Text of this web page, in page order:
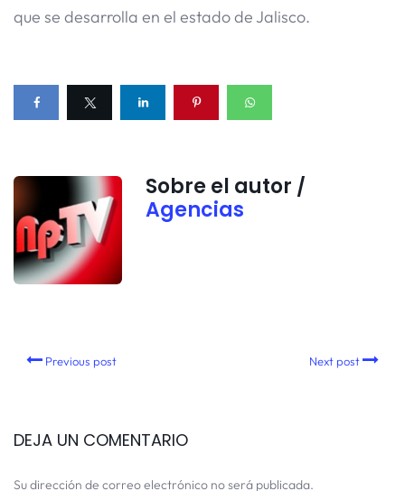
que se desarrolla en el estado de Jalisco.
Sobre el autor /
Agencias
Previous post Next post
DEJA UN COMENTARIO
Su dirección de correo electrónico no será publicada.